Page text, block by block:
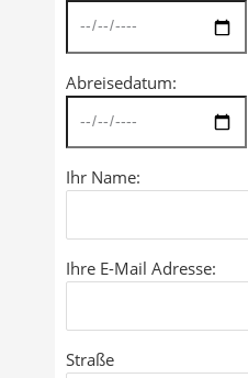
Abreisedatum:
Ihr Name:
Ihre E-Mail Adresse:
Straße